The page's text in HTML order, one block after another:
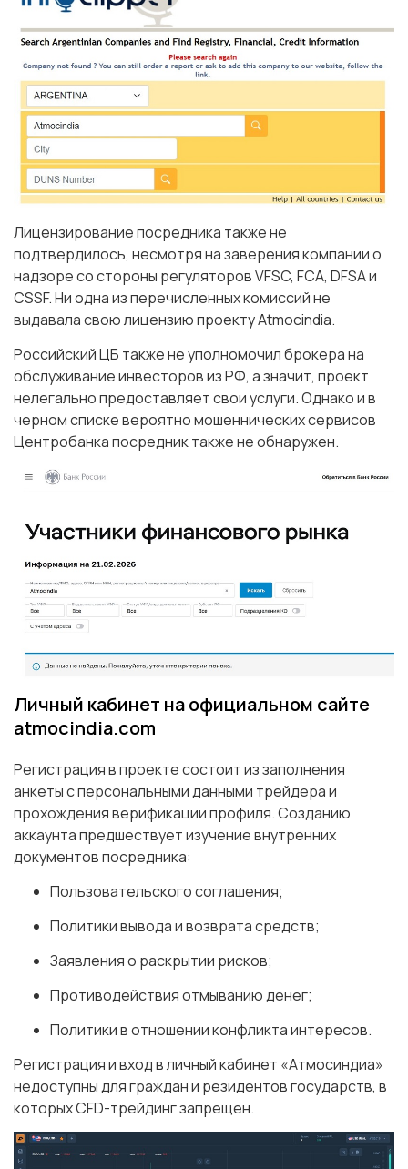
Лицензирование посредника также не
подтвердилось, несмотря на заверения компании о
надзоре со стороны регуляторов VFSC, FCA, DFSA и
CSSF. Ни одна из перечисленных комиссий не
выдавала свою лицензию проекту Atmocindia.
Российский ЦБ также не уполномочил брокера на
обслуживание инвесторов из РФ, а значит, проект
нелегально предоставляет свои услуги. Однако и в
черном списке вероятно мошеннических сервисов
Центробанка посредник также не обнаружен.
Личный кабинет на официальном сайте
atmocindia.com
Регистрация в проекте состоит из заполнения
анкеты с персональными данными трейдера и
прохождения верификации профиля. Созданию
аккаунта предшествует изучение внутренних
документов посредника:
Пользовательского соглашения;
Политики вывода и возврата средств;
Заявления о раскрытии рисков;
Противодействия отмыванию денег;
Политики в отношении конфликта интересов.
Регистрация и вход в личный кабинет «Атмосиндиа»
недоступны для граждан и резидентов государств, в
которых CFD-трейдинг запрещен.